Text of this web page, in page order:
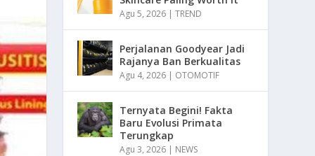
Agu 5, 2026 |TREND
Perjalanan Goodyear Jadi
Rajanya Ban Berkualitas
Agu 4, 2026 | OTOMOTIF
Ternyata Begini! Fakta
Baru Evolusi Primata
Terungkap
Agu 3, 2026 | NEWS